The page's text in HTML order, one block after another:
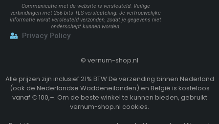
Communicatie met de website is versleuteld. Veilige
verbindingen met 256 bits TLS-versleuteling. Je vertrouwelijke
informatie wordt versleuteld verzonden, zodat je gegevens niet
onderschept kunnen worden.
Privacy Policy
© vernum-shop.nl
Alle prijzen zijn inclusief 21% BTW De verzending binnen Nederland
(ook de Nederlandse Waddeneilanden) en België is kosteloos
vanaf € 100,–. Om de beste winkel te kunnen bieden, gebruikt
vernum-shop.nl cookies.